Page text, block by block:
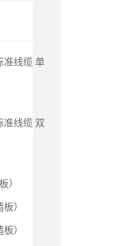
准线缆 单
准线缆 双
）
）
）